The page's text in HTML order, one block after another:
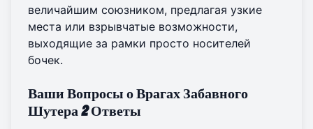
величайшим союзником, предлагая узкие
места или взрывчатые возможности,
выходящие за рамки просто носителей
бочек.
Ваши Вопросы о Врагах Забавного
Шутера 2 Ответы